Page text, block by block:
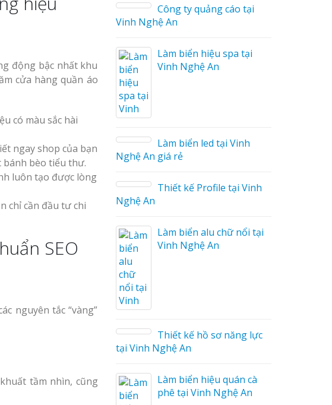
động bậc nhất khu
cửa hàng quần áo
có màu sắc hài
ngay shop của bạn
bánh bèo tiểu thư.
luôn tạo được lòng
chỉ cần đầu tư chi
SEO
nguyên tắc “vàng”
tầm nhìn, cũng
biển quảng cáo
Tầm Thương Hiệu
Hiệu Quả
Công ty quảng cáo tại
Vinh Nghệ An
Làm biển hiệu spa tại
Vinh Nghệ An
Làm biển led tại Vinh
Nghệ An giá rẻ
Thiết kế Profile tại Vinh
Nghệ An
Làm biển alu chữ nổi tại
Vinh Nghệ An
Thiết kế hồ sơ năng lực
tại Vinh Nghệ An
Làm biển hiệu quán cà
phê tại Vinh Nghệ An